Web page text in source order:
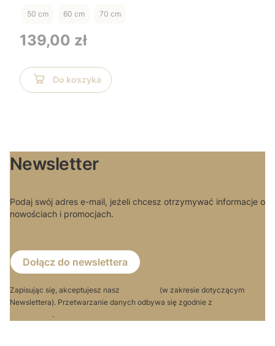
50 cm 60 cm 70 cm
Cena
139,00 zł
Do koszyka
Newsletter
Podaj swój adres e-mail, jeżeli chcesz otrzymywać informacje o
nowościach i promocjach.
Dołącz do newslettera
Zapisując się, akceptujesz nasz
(w zakresie dotyczącym
Newslettera). Przetwarzanie danych odbywa się zgodnie z
.